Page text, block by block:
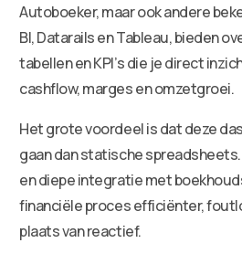
Autoboeker, maar ook andere
BI, Datarails en Tableau, bieden
tabellen en KPI’s die je direct
cashflow, marges en omzetgroei.
Het grote voordeel is dat deze
gaan dan statische
en diepe integratie met
financiële proces efficiënter,
plaats van reactief.